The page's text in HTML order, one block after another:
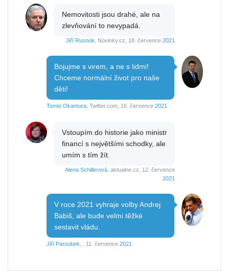
Nemovitosti jsou drahé, ale na
zlevňování to nevypadá.
Jiří Rusnok , Novinky.cz, 18. července 2021
Bojujme s virem, a ne s lidmi!
Chceme normální život pro naše
děti!
Tomio Okamura , Twitter.com, 16. července 2021
Vstoupím do historie jako ministr
financí s největšími schodky, ale
umím s tím žít.
Alena Schillerová , aktualne.cz, 12. července
2021
V roce 2021 vyhraje volby Andrej
Babiš, ale bude velmi těžké
sestavit vládu.
Jiří Paroubek , , 11. července 2021